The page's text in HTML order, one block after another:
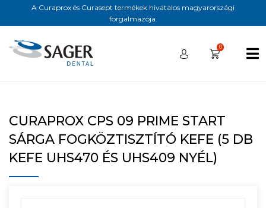
A Curaprox és Curasept termékek hivatalos magyarországi
forgalmazója.
0
CURAPROX CPS 09 PRIME START
SÁRGA FOGKÖZTISZTÍTÓ KEFE (5 DB
KEFE UHS470 ÉS UHS409 NYÉL)